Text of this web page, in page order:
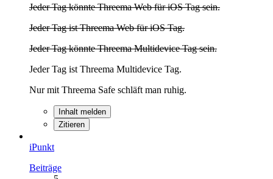
Jeder Tag könnte Threema Web für iOS Tag sein.
Jeder Tag ist Threema Web für iOS Tag.
Jeder Tag könnte Threema Multidevice Tag sein.
Jeder Tag ist Threema Multidevice Tag.
Nur mit Threema Safe schläft man ruhig.
Inhalt melden
Zitieren
iPunkt
Beiträge